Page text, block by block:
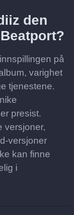
den
på
varighet
tjenestene.
presist.
versjoner,
versjoner
kan finne
i